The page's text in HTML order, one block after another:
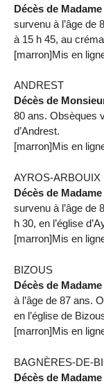
Décès de
survenu à l’âge de
à 15 h 45, au
[marron]Mis en
ANDREST
Décès de
80 ans. Obsèques
d’Andrest.
[marron]Mis en
AYROS-ARBOUIX
Décès de
survenu à l’âge de
h 30, en l’église
[marron]Mis en
BIZOUS
Décès de
à l’âge de 87 ans.
en l’église de
[marron]Mis en
BAGNÈRES-DE-
Décès de